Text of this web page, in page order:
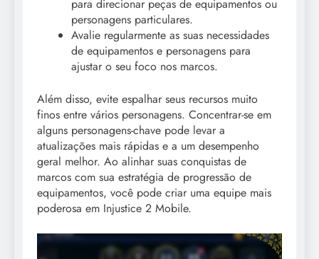
para direcionar peças de equipamentos ou
personagens particulares.
Avalie regularmente as suas necessidades
de equipamentos e personagens para
ajustar o seu foco nos marcos.
Além disso, evite espalhar seus recursos muito
finos entre vários personagens. Concentrar-se em
alguns personagens-chave pode levar a
atualizações mais rápidas e a um desempenho
geral melhor. Ao alinhar suas conquistas de
marcos com sua estratégia de progressão de
equipamentos, você pode criar uma equipe mais
poderosa em Injustice 2 Mobile.